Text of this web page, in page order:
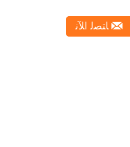
ﺎﺘﺼﻟ ﺍﻶﻧ